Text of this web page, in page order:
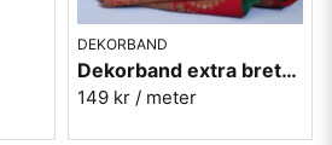
DEKORBAND
Dekorband extra brett med påfåglar
149 kr / meter